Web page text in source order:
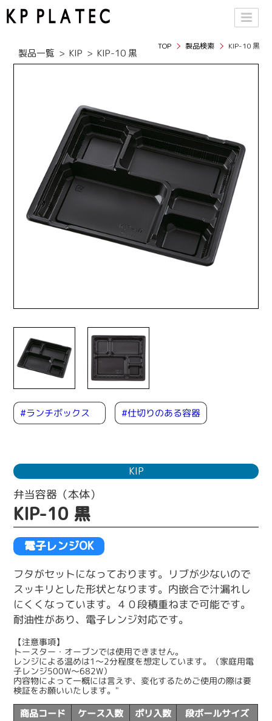
TOP 製品検索 KIP-10 黒
製品一覧 KIP KIP-10 黒
#ランチボックス #仕切りのある容器
KIP
弁当容器（本体）
KIP-10 黒
電子レンジOK
フタがセットになっております。リブが少ないので
スッキリとした形状となります。内嵌合で汁漏れし
にくくなっています。４０段積重ねまで可能です。
耐油性があり、電子レンジ対応です。
【注意事項】
トースター・オーブンでは使用できません。
レンジによる温めは1〜2分程度を想定しています。（家庭用電
子レンジ500W〜682W）
内容物によって一概には言えず、変化するためご使用の際は要
検証をお願いいたします。"
商品コード ケース入数 ポリ入数 段ボールサイズ